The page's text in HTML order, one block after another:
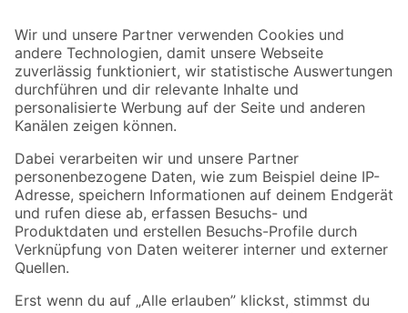
Folge uns
Zahlungsarten Versandarten
Sicher einkaufen
Jetzt die toom-App herunterladen